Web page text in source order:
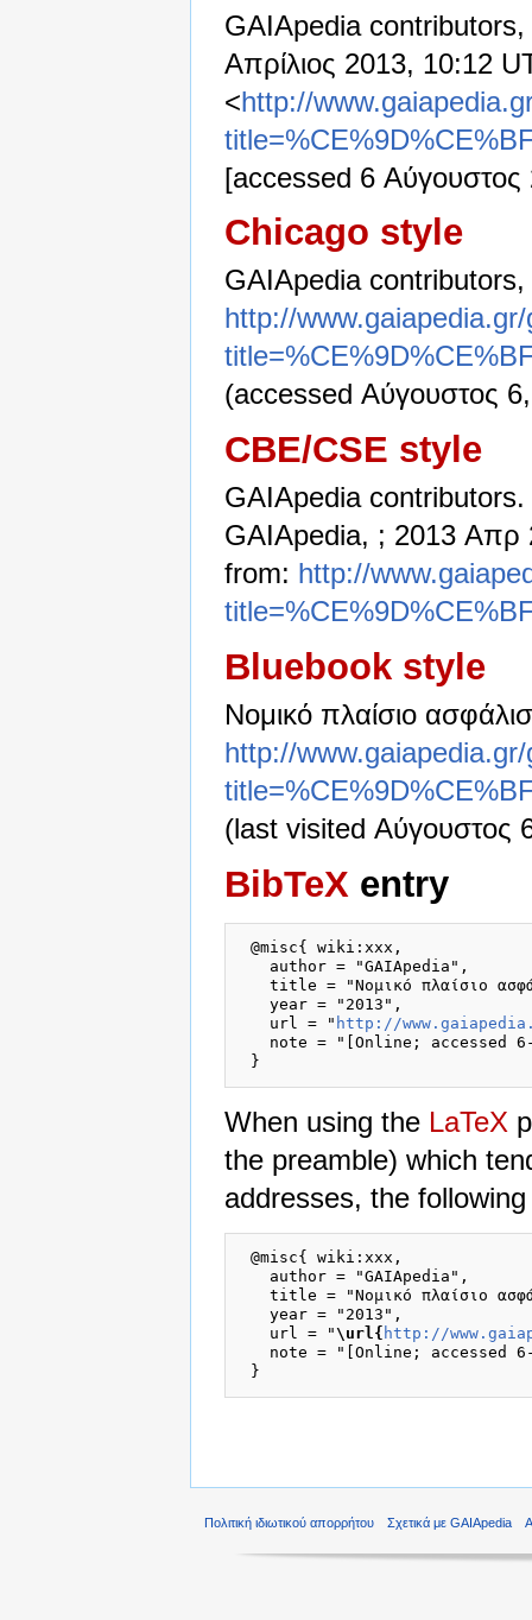
GAIApedia
Απρίλιος 2013, 10:12
<http://
[accessed 6 Αύγουστος
Chicago style
GAIApedia
http://
(accessed Αύγουστος
CBE/CSE style
GAIApedia contributors.
GAIApedia, ; 2013 Απρ
from: http://
Bluebook style
Νομικό πλαίσιο
http://
(last visited Αύγουστος
BibTeX entry
@misc{ wiki:xxx,
   author = "GAIApedia",
title = "Νομικό πλαίσιο
   year = "2013",
   url = "
http://www.gaiapedia.gr/
note = "[Online; accessed
When using the LaTeX
the preamble) which
addresses, the
@misc{ wiki:xxx,
   author = "GAIApedia",
title = "Νομικό πλαίσιο
   year = "2013",
   url = "
\url{ http://
note = "[Online; accessed
Πολιτική ιδιωτικού απορρήτου Σχετικά με GAIApedia